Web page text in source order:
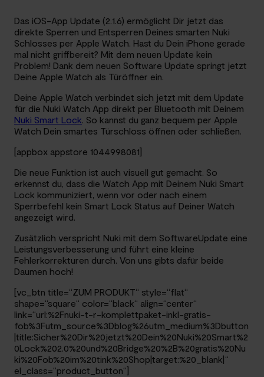
Das iOS-App Update (2.1.6) ermöglicht Dir jetzt das
direkte Sperren und Entsperren Deines smarten Nuki
Schlosses per Apple Watch. Hast du Dein iPhone gerade
mal nicht griffbereit? Mit dem neuen Update kein
Problem! Dank dem neuen Software Update springt jetzt
Deine Apple Watch als Türöffner ein.
Deine Apple Watch verbindet sich jetzt mit dem Update
für die Nuki Watch App direkt per Bluetooth mit Deinem
Nuki Smart Lock. So kannst du ganz bequem per Apple
Watch Dein smartes Türschloss öffnen oder schließen.
[appbox appstore 1044998081]
Die neue Funktion ist auch visuell gut gemacht. So
erkennst du, dass die Watch App mit Deinem Nuki Smart
Lock kommuniziert, wenn vor oder nach einem
Sperrbefehl kein Smart Lock Status auf Deiner Watch
angezeigt wird.
Zusätzlich verspricht Nuki mit dem SoftwareUpdate eine
Leistungsverbesserung und führt eine kleine
Fehlerkorrekturen durch. Von uns gibts dafür beide
Daumen hoch!
[vc_btn title=“ZUM PRODUKT“ style=“flat“
shape=“square“ color=“black“ align=“center“
link=“url:%2Fnuki-t-r-komplettpaket-inkl-gratis-
fob%3Futm_source%3Dblog%26utm_medium%3Dbutton
|title:Sicher%20Dir%20jetzt%20Dein%20Nuki%20Smart%2
0Lock%202.0%20und%20Bridge%20%2B%20gratis%20Nu
ki%20Fob%20im%20tink%20Shop|target:%20_blank|“
el_class=“product_button“]